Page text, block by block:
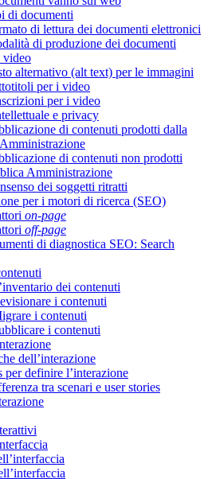
di documenti
di lettura dei documenti elettronici
di produzione dei documenti
video
alternativo (alt text) per le immagini
per i video
per i video
e privacy
di contenuti prodotti dalla
di contenuti non prodotti
Amministrazione
dei soggetti ritratti
per i motori di ricerca (SEO)
on-page
off-page
di diagnostica SEO: Search
dei contenuti
i contenuti
i contenuti
i contenuti
dell’interazione
per definire l’interazione
tra scenari e user stories